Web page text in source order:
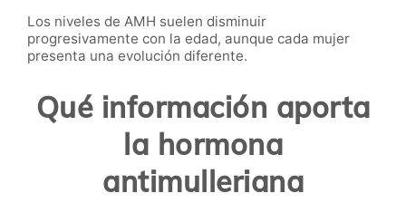
Los niveles de AMH suelen disminuir
progresivamente con la edad, aunque cada mujer
presenta una evolución diferente.
Qué información aporta
la hormona
antimulleriana